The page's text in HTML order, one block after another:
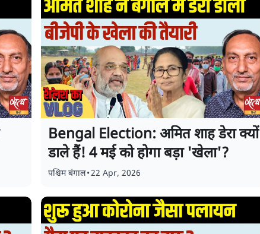
Bengal Election: अमित शाह डेरा क्यों
डाले हैं! 4 मई को होगा बड़ा 'खेला'?
पश्चिम बंगाल•22 Apr, 2026